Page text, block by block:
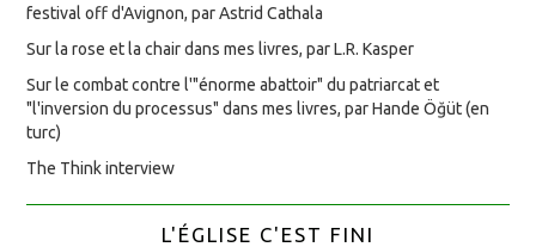
festival off d'Avignon, par Astrid Cathala
Sur la rose et la chair dans mes livres, par L.R. Kasper
Sur le combat contre l'"énorme abattoir" du patriarcat et
"l'inversion du processus" dans mes livres, par Hande Öğüt (en
turc)
The Think interview
L'ÉGLISE C'EST FINI